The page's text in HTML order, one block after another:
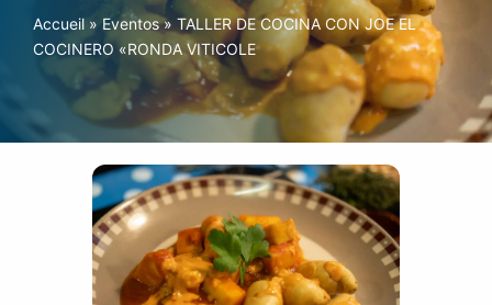
Accueil» Eventos» TALLER DE COCINA CON JOE EL
COCINERO «RONDA VITICOLE